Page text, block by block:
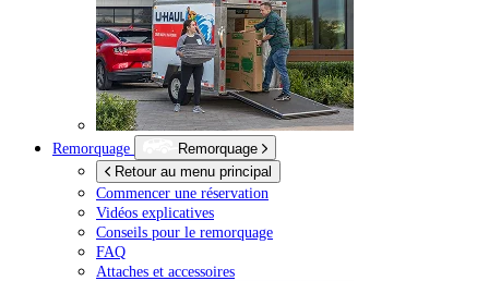
Remorquage
Remorquage
Retour au menu principal
Commencer une réservation
Vidéos explicatives
Conseils pour le remorquage
FAQ
Attaches et accessoires